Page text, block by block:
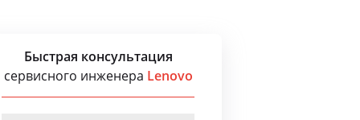
Быстрая консультация
сервисного инженера Lenovo